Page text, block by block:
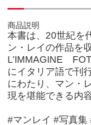
商品説明
本書は、20世紀を
ン・レイの作品を
L’IMMAGINE
にイタリア語で刊
にわたり、マン・
現を堪能できる内
#マンレイ #写真集